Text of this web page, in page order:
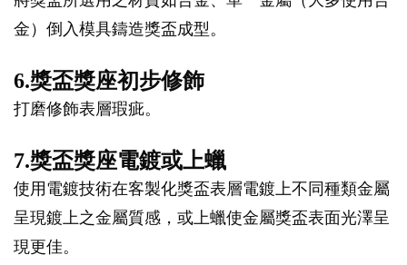
金）倒入模具鑄造獎盃成型。
6.獎盃獎座初步修飾
打磨修飾表層瑕疵。
7.獎盃獎座電鍍或上蠟
使用電鍍技術在客製化獎盃表層電鍍上不同種類金屬
呈現鍍上之金屬質感，或上蠟使金屬獎盃表面光澤呈
現更佳。